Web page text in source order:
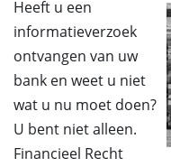
Heeft u een
informatieverzoek
ontvangen van uw
bank en weet u niet
wat u nu moet doen?
U bent niet alleen.
Financieel Recht